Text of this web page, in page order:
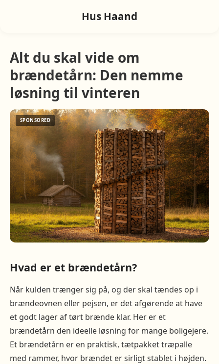
Hus Haand
Alt du skal vide om
brændetårn: Den nemme
løsning til vinteren
Hvad er et brændetårn?
Når kulden trænger sig på, og der skal tændes op i
brændeovnen eller pejsen, er det afgørende at have
et godt lager af tørt brænde klar. Her er et
brændetårn den ideelle løsning for mange boligejere.
Et brændetårn er en praktisk, tætpakket træpalle
med rammer, hvor brændet er sirligt stablet i højden.